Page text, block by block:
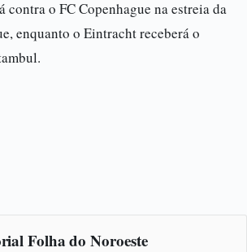
contra o FC Copenhague na estreia da
enquanto o Eintracht receberá o
Folha do Noroeste